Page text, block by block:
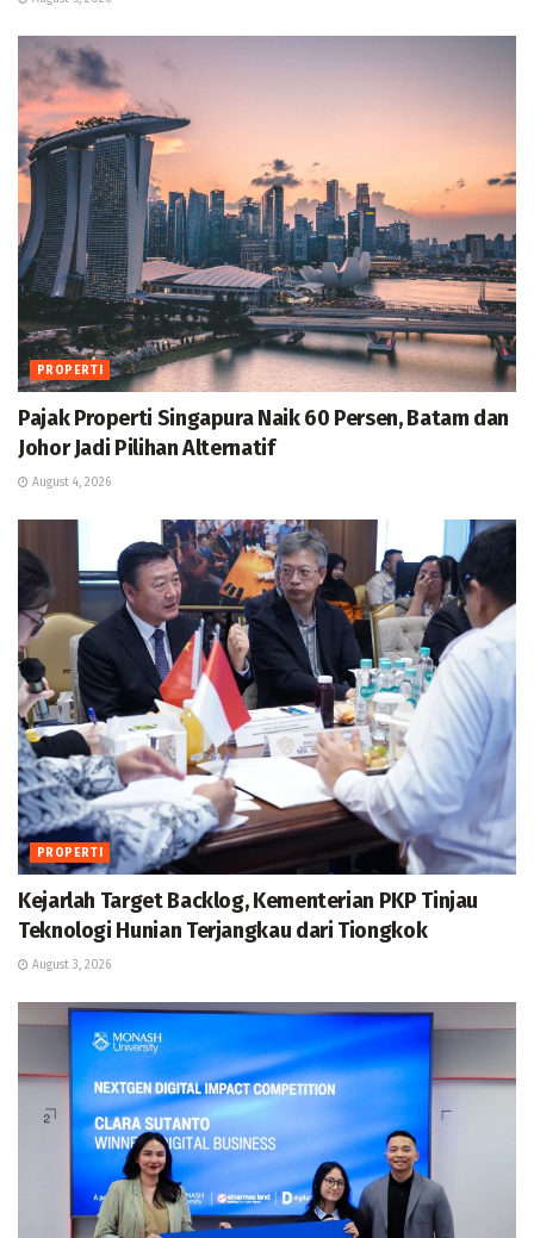
PROPERTI
Pajak Properti Singapura Naik 60 Persen, Batam dan
Johor Jadi Pilihan Alternatif
August 4, 2026
PROPERTI
Kejarlah Target Backlog, Kementerian PKP Tinjau
Teknologi Hunian Terjangkau dari Tiongkok
August 3, 2026